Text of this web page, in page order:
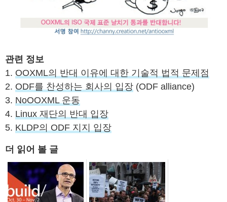
관련 정보
1. OOXML의 반대 이유에 대한 기술적 법적 문제점
2. ODF를 찬성하는 회사의 입장 (ODF alliance)
3. NoOOXML 운동
4. Linux 재단의 반대 입장
5. KLDP의 ODF 지지 입장
더 읽어 볼 글